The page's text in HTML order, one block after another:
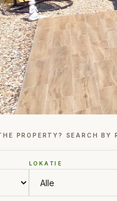
PROPERTY? SEARCH BY
LOKATIE